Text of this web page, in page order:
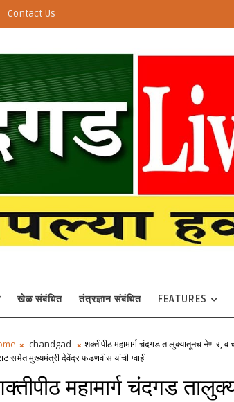
Contact Us
खेळ संबंधित तंत्रज्ञान संबंधित FEATURES
chandgad
शक्तीपीठ महामार्ग चंदगड तालुक्यातूनच नेणार,
सभेत मुख्यमंत्री देवेंद्र फडणवीस यांची ग्वाही
महामार्ग चंदगड